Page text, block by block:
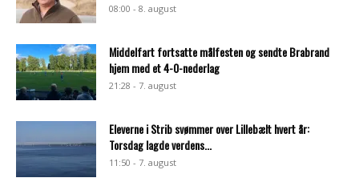
08:00 - 8. august
Middelfart fortsatte målfesten og sendte Brabrand
hjem med et 4-0-nederlag
21:28 - 7. august
Eleverne i Strib svømmer over Lillebælt hvert år:
Torsdag lagde verdens...
11:50 - 7. august